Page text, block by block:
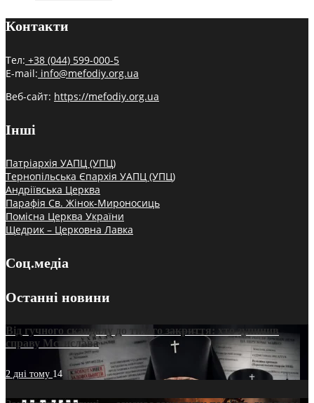
Контакти
Тел: +38 (044) 599-000-5
E-mail: info@mefodiy.org.ua
Веб-сайт: https://mefodiy.org.ua
Інші
Патріархія УАПЦ (УПЦ)
Тернопільська Єпархія УАПЦ (УПЦ)
Андріївська Церква
Парафія Св. Жінок-Мироносиць
Помісна Церква України
Щедрик – Церковна Лавка
Соц.медіа
Останні новини
Від гучного скандалу до тихого закриття: хто зупинив
справу Мстислава
2 дні тому 14